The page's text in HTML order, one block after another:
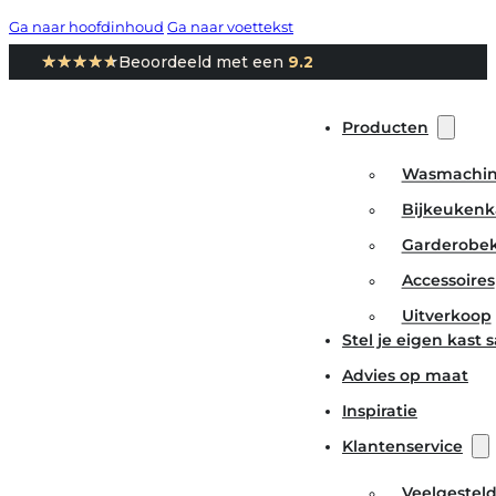
Ga naar hoofdinhoud Ga naar voettekst
★★★★★
★★★★★Beoordeeld met een 9.2
Producten
Accessoires
Uitverkoop
Stel je eigen kast
Advies op maat
Inspiratie
Klantenservice